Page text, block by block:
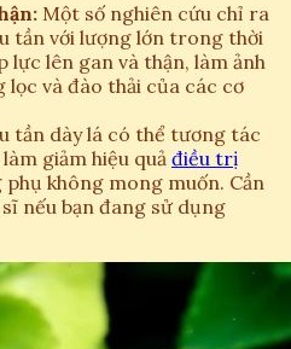
Một số nghiên cứu chỉ ra
tần với lượng lớn trong thời
lực lên gan và thận, làm ảnh
lọc và đào thải của các cơ
tần dày lá có thể tương tác
giảm hiệu quảđiều trị
không mong muốn. Cần
nếu bạn đang sử dụng